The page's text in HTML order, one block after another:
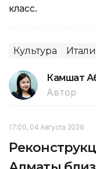
класс.
Культура
Камшат
Автор
17:00, 04 Августа 2026